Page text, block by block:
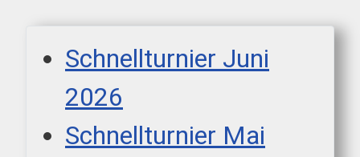
Schnellturnier Juni
2026
Schnellturnier Mai